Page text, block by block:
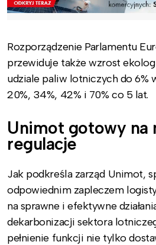
Rozporządzenie Parlamentu
przewiduje także wzrost
udziale paliw lotniczych do 6%
20%, 34%, 42% i 70% co 5 lat.
Unimot gotowy na
regulacje
Jak podkreśla zarząd Unimot,
odpowiednim zapleczem
na sprawne i efektywne
dekarbonizacji sektora
pełnienie funkcji nie tylko